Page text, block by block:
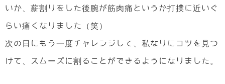
いか、薪割りをした後腕が筋肉痛というか打撲に近いぐ
らい痛くなりました（笑）
次の日にもう一度チャレンジして、私なりにコツを見つ
けて、スムーズに割ることができるようになりました。